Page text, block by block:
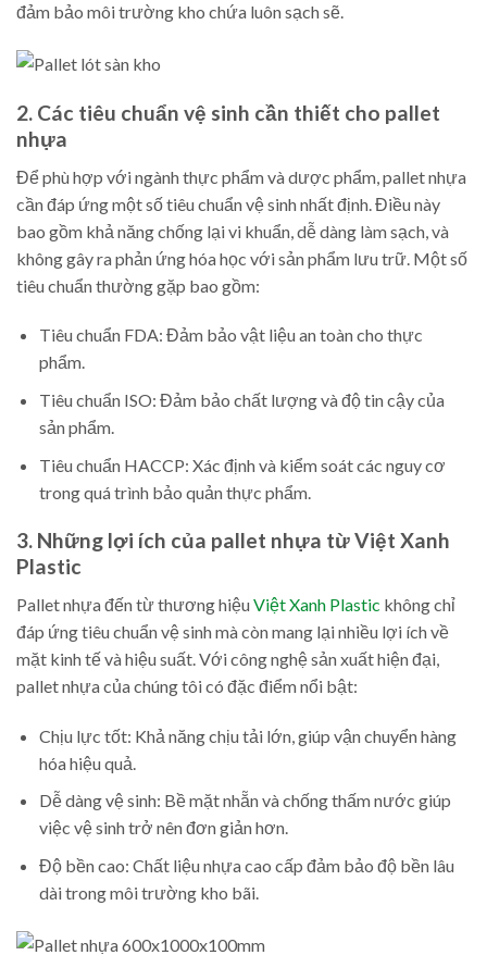
đảm bảo môi trường kho chứa luôn sạch sẽ.
2. Các tiêu chuẩn vệ sinh cần thiết cho pallet
nhựa
Để phù hợp với ngành thực phẩm và dược phẩm, pallet nhựa
cần đáp ứng một số tiêu chuẩn vệ sinh nhất định. Điều này
bao gồm khả năng chống lại vi khuẩn, dễ dàng làm sạch, và
không gây ra phản ứng hóa học với sản phẩm lưu trữ. Một số
tiêu chuẩn thường gặp bao gồm:
Tiêu chuẩn FDA: Đảm bảo vật liệu an toàn cho thực
phẩm.
Tiêu chuẩn ISO: Đảm bảo chất lượng và độ tin cậy của
sản phẩm.
Tiêu chuẩn HACCP: Xác định và kiểm soát các nguy cơ
trong quá trình bảo quản thực phẩm.
3. Những lợi ích của pallet nhựa từ Việt Xanh
Plastic
Pallet nhựa đến từ thương hiệuViệt Xanh Plastic không chỉ
đáp ứng tiêu chuẩn vệ sinh mà còn mang lại nhiều lợi ích về
mặt kinh tế và hiệu suất. Với công nghệ sản xuất hiện đại,
pallet nhựa của chúng tôi có đặc điểm nổi bật:
Chịu lực tốt: Khả năng chịu tải lớn, giúp vận chuyển hàng
hóa hiệu quả.
Dễ dàng vệ sinh: Bề mặt nhẵn và chống thấm nước giúp
việc vệ sinh trở nên đơn giản hơn.
Độ bền cao: Chất liệu nhựa cao cấp đảm bảo độ bền lâu
dài trong môi trường kho bãi.